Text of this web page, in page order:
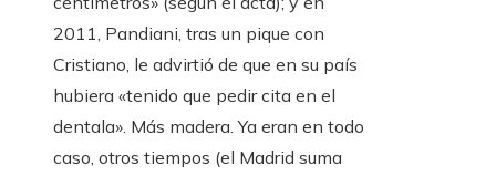
2011, Pandiani, tras un pique con
Cristiano, le advirtió de que en su país
hubiera «tenido que pedir cita en el
dentala». Más madera. Ya eran en todo
caso, otros tiempos (el Madrid suma